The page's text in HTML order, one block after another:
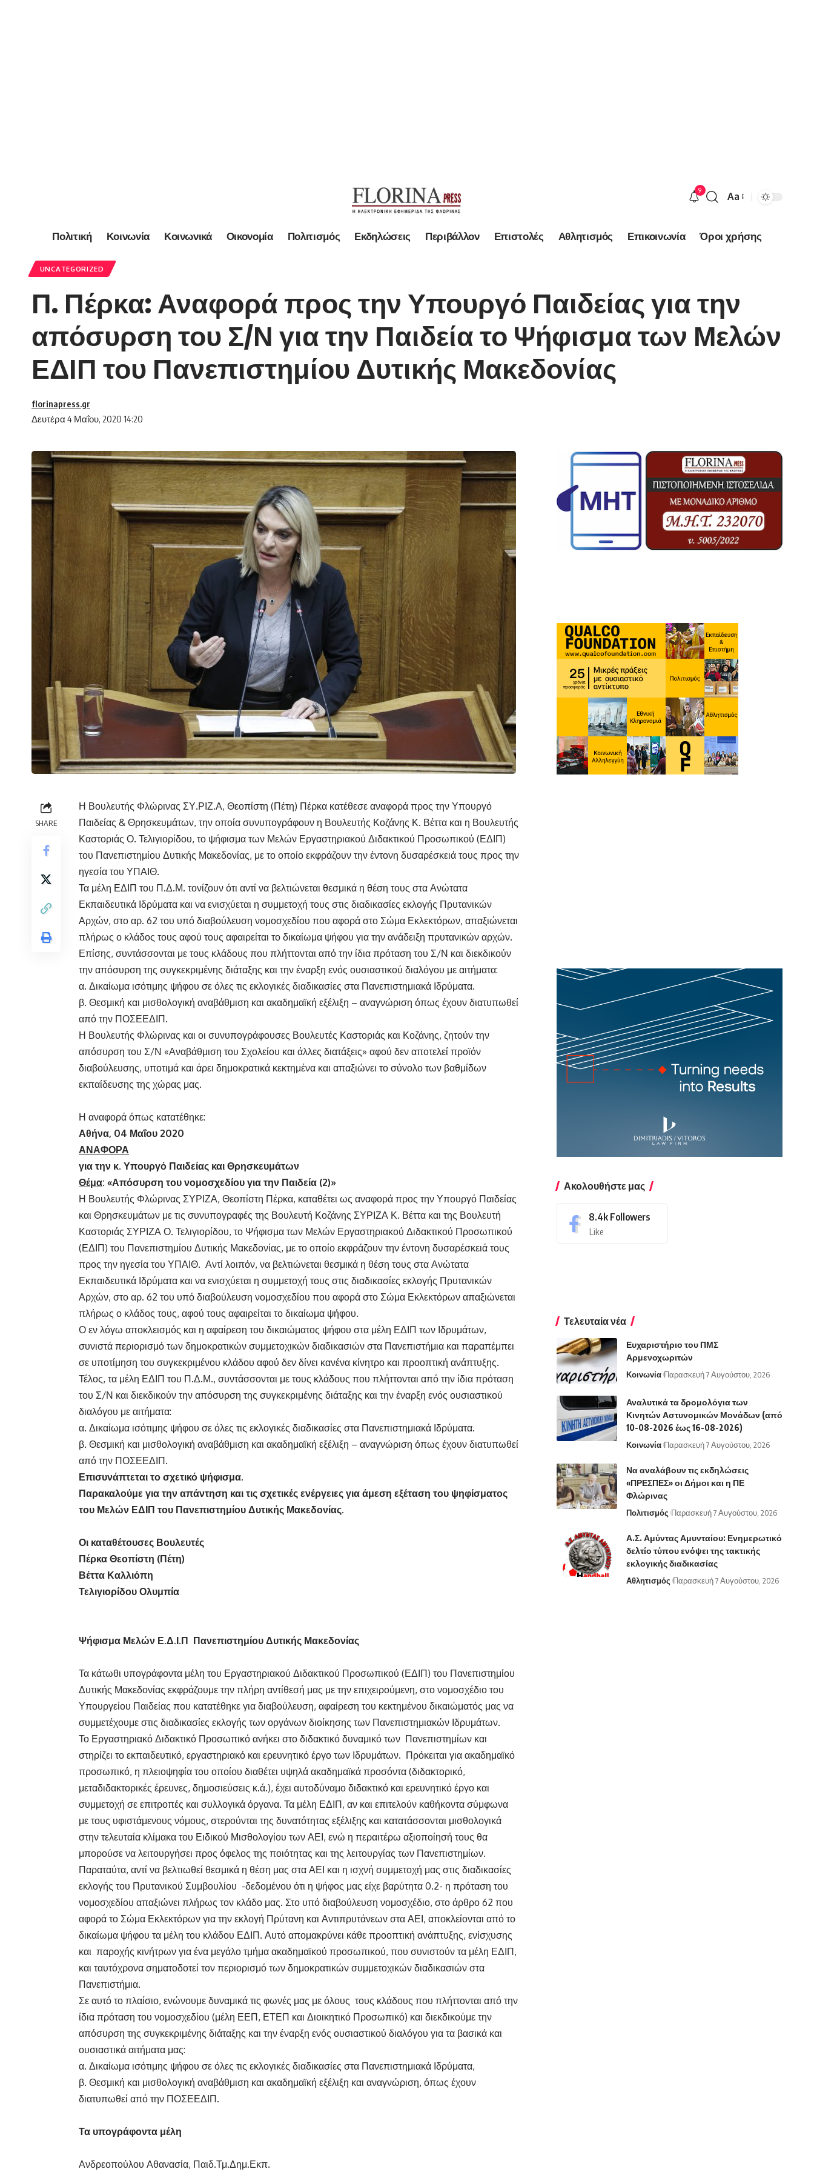
9
Font
Aa
Πολιτική Κοινωνία Κοινωνικά Οικονομία Πολιτισμός Εκδηλώσεις Περιβάλλον Επιστολές Αθλητισμός Επικοινωνία Όροι χρήσης
UNCATEGORIZED
Π. Πέρκα: Αναφορά προς την Υπουργό Παιδείας για την
απόσυρση του Σ/Ν για την Παιδεία το Ψήφισμα των Μελών
ΕΔΙΠ του Πανεπιστημίου Δυτικής Μακεδονίας
Δευτέρα 4 Μαΐου, 2020 14:20
florinapress.gr
SHARE
Η Βουλευτής Φλώρινας ΣΥ.ΡΙΖ.Α, Θεοπίστη (Πέτη) Πέρκα κατέθεσε αναφορά προς την Υπουργό
Παιδείας & Θρησκευμάτων, την οποία συνυπογράφουν η Βουλευτής Κοζάνης Κ. Βέττα και η Βουλευτής
Καστοριάς Ο. Τελιγιορίδου, το ψήφισμα των Μελών Εργαστηριακού Διδακτικού Προσωπικού (ΕΔΙΠ)
του Πανεπιστημίου Δυτικής Μακεδονίας, με το οποίο εκφράζουν την έντονη δυσαρέσκειά τους προς την
ηγεσία του ΥΠΑΙΘ.
Τα μέλη ΕΔΙΠ του Π.Δ.Μ. τονίζουν ότι αντί να βελτιώνεται θεσμικά η θέση τους στα Ανώτατα
Εκπαιδευτικά Ιδρύματα και να ενισχύεται η συμμετοχή τους στις διαδικασίες εκλογής Πρυτανικών
Αρχών, στο αρ. 62 του υπό διαβούλευση νομοσχεδίου που αφορά στο Σώμα Εκλεκτόρων, απαξιώνεται
πλήρως ο κλάδος τους αφού τους αφαιρείται το δικαίωμα ψήφου για την ανάδειξη πρυτανικών αρχών.
Επίσης, συντάσσονται με τους κλάδους που πλήττονται από την ίδια πρόταση του Σ/Ν και διεκδικούν
την απόσυρση της συγκεκριμένης διάταξης και την έναρξη ενός ουσιαστικού διαλόγου με αιτήματα:
α. Δικαίωμα ισότιμης ψήφου σε όλες τις εκλογικές διαδικασίες στα Πανεπιστημιακά Ιδρύματα.
β. Θεσμική και μισθολογική αναβάθμιση και ακαδημαϊκή εξέλιξη – αναγνώριση όπως έχουν διατυπωθεί
από την ΠΟΣΕΕΔΙΠ.
Η Βουλευτής Φλώρινας και οι συνυπογράφουσες Βουλευτές Καστοριάς και Κοζάνης, ζητούν την
απόσυρση του Σ/Ν «Αναβάθμιση του Σχολείου και άλλες διατάξεις» αφού δεν αποτελεί προϊόν
διαβούλευσης, υποτιμά και άρει δημοκρατικά κεκτημένα και απαξιώνει το σύνολο των βαθμίδων
εκπαίδευσης της χώρας μας.
Η αναφορά όπως κατατέθηκε:
Αθήνα, 04 Μαΐου 2020
ΑΝΑΦΟΡΑ
για την κ. Υπουργό Παιδείας και Θρησκευμάτων
Θέμα: «Απόσυρση του νομοσχεδίου για την Παιδεία (2)»
Η Βουλευτής Φλώρινας ΣΥΡΙΖΑ, Θεοπίστη Πέρκα, καταθέτει ως αναφορά προς την Υπουργό Παιδείας
και Θρησκευμάτων με τις συνυπογραφές της Βουλευτή Κοζάνης ΣΥΡΙΖΑ Κ. Βέττα και της Βουλευτή
Καστοριάς ΣΥΡΙΖΑ Ο. Τελιγιορίδου, το Ψήφισμα των Μελών Εργαστηριακού Διδακτικού Προσωπικού
(ΕΔΙΠ) του Πανεπιστημίου Δυτικής Μακεδονίας, με το οποίο εκφράζουν την έντονη δυσαρέσκειά τους
προς την ηγεσία του ΥΠΑΙΘ. Αντί λοιπόν, να βελτιώνεται θεσμικά η θέση τους στα Ανώτατα
Εκπαιδευτικά Ιδρύματα και να ενισχύεται η συμμετοχή τους στις διαδικασίες εκλογής Πρυτανικών
Αρχών, στο αρ. 62 του υπό διαβούλευση νομοσχεδίου που αφορά στο Σώμα Εκλεκτόρων απαξιώνεται
πλήρως ο κλάδος τους, αφού τους αφαιρείται το δικαίωμα ψήφου.
Ο εν λόγω αποκλεισμός και η αφαίρεση του δικαιώματος ψήφου στα μέλη ΕΔΙΠ των Ιδρυμάτων,
συνιστά περιορισμό των δημοκρατικών συμμετοχικών διαδικασιών στα Πανεπιστήμια και παραπέμπει
σε υποτίμηση του συγκεκριμένου κλάδου αφού δεν δίνει κανένα κίνητρο και προοπτική ανάπτυξης.
Τέλος, τα μέλη ΕΔΙΠ του Π.Δ.Μ., συντάσσονται με τους κλάδους που πλήττονται από την ίδια πρόταση
του Σ/Ν και διεκδικούν την απόσυρση της συγκεκριμένης διάταξης και την έναρξη ενός ουσιαστικού
διαλόγου με αιτήματα:
α. Δικαίωμα ισότιμης ψήφου σε όλες τις εκλογικές διαδικασίες στα Πανεπιστημιακά Ιδρύματα.
β. Θεσμική και μισθολογική αναβάθμιση και ακαδημαϊκή εξέλιξη – αναγνώριση όπως έχουν διατυπωθεί
από την ΠΟΣΕΕΔΙΠ.
Επισυνάπτεται το σχετικό ψήφισμα.
Παρακαλούμε για την απάντηση και τις σχετικές ενέργειες για άμεση εξέταση του ψηφίσματος
του Μελών ΕΔΙΠ του Πανεπιστημίου Δυτικής Μακεδονίας.
Οι καταθέτουσες Βουλευτές
Πέρκα Θεοπίστη (Πέτη)
Βέττα Καλλιόπη
Τελιγιορίδου Ολυμπία
Ψήφισμα Μελών Ε.Δ.Ι.Π Πανεπιστημίου Δυτικής Μακεδονίας
Τα κάτωθι υπογράφοντα μέλη του Εργαστηριακού Διδακτικού Προσωπικού (ΕΔΙΠ) του Πανεπιστημίου
Δυτικής Μακεδονίας εκφράζουμε την πλήρη αντίθεσή μας με την επιχειρούμενη, στο νομοσχέδιο του
Υπουργείου Παιδείας που κατατέθηκε για διαβούλευση, αφαίρεση του κεκτημένου δικαιώματός μας να
συμμετέχουμε στις διαδικασίες εκλογής των οργάνων διοίκησης των Πανεπιστημιακών Ιδρυμάτων.
Το Εργαστηριακό Διδακτικό Προσωπικό ανήκει στο διδακτικό δυναμικό των Πανεπιστημίων και
στηρίζει το εκπαιδευτικό, εργαστηριακό και ερευνητικό έργο των Ιδρυμάτων. Πρόκειται για ακαδημαϊκό
προσωπικό, η πλειοψηφία του οποίου διαθέτει υψηλά ακαδημαϊκά προσόντα (διδακτορικό,
μεταδιδακτορικές έρευνες, δημοσιεύσεις κ.ά.), έχει αυτοδύναμο διδακτικό και ερευνητικό έργο και
συμμετοχή σε επιτροπές και συλλογικά όργανα. Τα μέλη ΕΔΙΠ, αν και επιτελούν καθήκοντα σύμφωνα
με τους υφιστάμενους νόμους, στερούνται της δυνατότητας εξέλιξης και κατατάσσονται μισθολογικά
στην τελευταία κλίμακα του Ειδικού Μισθολογίου των ΑΕΙ, ενώ η περαιτέρω αξιοποίησή τους θα
μπορούσε να λειτουργήσει προς όφελος της ποιότητας και της λειτουργίας των Πανεπιστημίων.
Παραταύτα, αντί να βελτιωθεί θεσμικά η θέση μας στα ΑΕΙ και η ισχνή συμμετοχή μας στις διαδικασίες
εκλογής του Πρυτανικού Συμβουλίου -δεδομένου ότι η ψήφος μας είχε βαρύτητα 0.2- η πρόταση του
νομοσχεδίου απαξιώνει πλήρως τον κλάδο μας. Στο υπό διαβούλευση νομοσχέδιο, στο άρθρο 62 που
αφορά το Σώμα Εκλεκτόρων για την εκλογή Πρύτανη και Αντιπρυτάνεων στα ΑΕΙ, αποκλείονται από το
δικαίωμα ψήφου τα μέλη του κλάδου ΕΔΙΠ. Αυτό απομακρύνει κάθε προοπτική ανάπτυξης, ενίσχυσης
και παροχής κινήτρων για ένα μεγάλο τμήμα ακαδημαϊκού προσωπικού, που συνιστούν τα μέλη ΕΔΙΠ,
και ταυτόχρονα σηματοδοτεί τον περιορισμό των δημοκρατικών συμμετοχικών διαδικασιών στα
Πανεπιστήμια.
Σε αυτό το πλαίσιο, ενώνουμε δυναμικά τις φωνές μας με όλους τους κλάδους που πλήττονται από την
ίδια πρόταση του νομοσχεδίου (μέλη ΕΕΠ, ΕΤΕΠ και Διοικητικό Προσωπικό) και διεκδικούμε την
απόσυρση της συγκεκριμένης διάταξης και την έναρξη ενός ουσιαστικού διαλόγου για τα βασικά και
ουσιαστικά αιτήματα μας:
α. Δικαίωμα ισότιμης ψήφου σε όλες τις εκλογικές διαδικασίες στα Πανεπιστημιακά Ιδρύματα,
β. Θεσμική και μισθολογική αναβάθμιση και ακαδημαϊκή εξέλιξη και αναγνώριση, όπως έχουν
διατυπωθεί από την ΠΟΣΕΕΔΙΠ.
Τα υπογράφοντα μέλη
Ανδρεοπούλου Αθανασία, Παιδ.Τμ.Δημ.Εκπ.
Ακολουθήστε μας
8.4k Followers
Like
Τελευταία νέα
Ευχαριστήριο του ΠΜΣ
Αρμενοχωριτών
Κοινωνία Παρασκευή 7 Αυγούστου, 2026
Αναλυτικά τα δρομολόγια των
Κινητών Αστυνομικών Μονάδων (από
10-08-2026 έως 16-08-2026)
Κοινωνία Παρασκευή 7 Αυγούστου, 2026
Να αναλάβουν τις εκδηλώσεις
«ΠΡΕΣΠΕΣ» οι Δήμοι και η ΠΕ
Φλώρινας
Πολιτισμός Παρασκευή 7 Αυγούστου, 2026
Α.Σ. Αμύντας Αμυνταίου: Ενημερωτικό
δελτίο τύπου ενόψει της τακτικής
εκλογικής διαδικασίας
Αθλητισμός Παρασκευή 7 Αυγούστου, 2026